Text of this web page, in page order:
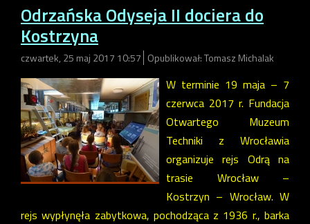
Odrzańska Odyseja II dociera do
Kostrzyna
czwartek, 25 maj 2017 10:57 Opublikował: Tomasz Michalak
W terminie 19 maja – 7
czerwca 2017 r. Fundacja
Otwartego Muzeum
Techniki z Wrocławia
organizuje rejs Odrą na
trasie Wrocław –
Kostrzyn – Wrocław. W
rejs wypłynęła zabytkowa, pochodząca z 1936 r., barka